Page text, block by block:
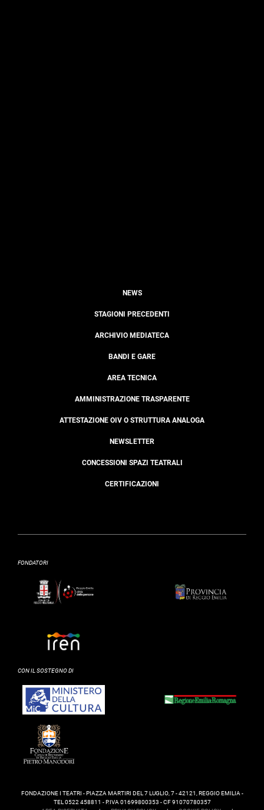
NEWS
STAGIONI PRECEDENTI
ARCHIVIO MEDIATECA
BANDI E GARE
AREA TECNICA
AMMINISTRAZIONE TRASPARENTE
ATTESTAZIONE OIV O STRUTTURA ANALOGA
NEWSLETTER
CONCESSIONI SPAZI TEATRALI
CERTIFICAZIONI
FONDATORI
CON IL SOSTEGNO DI
FONDAZIONE I TEATRI - PIAZZA MARTIRI DEL 7 LUGLIO, 7 - 42121, REGGIO EMILIA -
TEL 0522 458811 - P.IVA 01699800353 - CF 91070780357